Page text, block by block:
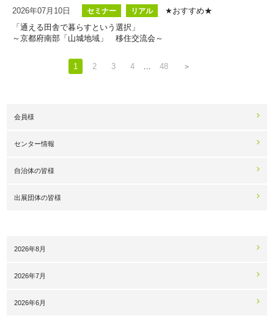
2026年07月10日 セミナー リアル
★おすすめ★
「通える田舎で暮らすという選択」
～京都府南部「山城地域」 移住交流会～
1 2 3 4 … 48 ＞
会員様
センター情報
自治体の皆様
出展団体の皆様
2026年8月
2026年7月
2026年6月